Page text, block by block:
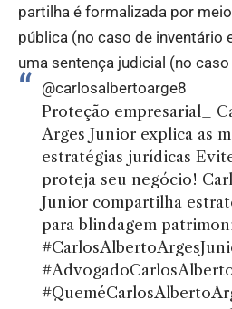
partilha é formalizada por
pública (no caso de inventário
uma sentença judicial (no
@carlosalbertoarge8
Proteção empresarial_
Arges Junior explica as
estratégias jurídicas
proteja seu negócio!
Junior compartilha
para blindagem